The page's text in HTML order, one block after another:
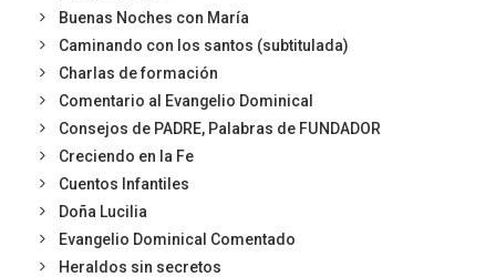
Buenas Noches con María
Caminando con los santos (subtitulada)
Charlas de formación
Comentario al Evangelio Dominical
Consejos de PADRE, Palabras de FUNDADOR
Creciendo en la Fe
Cuentos Infantiles
Doña Lucilia
Evangelio Dominical Comentado
Heraldos sin secretos